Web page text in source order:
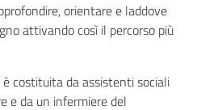
orientare e laddove
attivando così il percorso più
è costituita da assistenti sociali
e da un infermiere del